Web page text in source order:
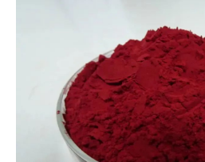
一、通过登录国家市场监督
址：http://www.samr.gov.cn），
“征集调查”提出意见。
二、通过电子邮件发送至
主题请注明“食品生产企业风险